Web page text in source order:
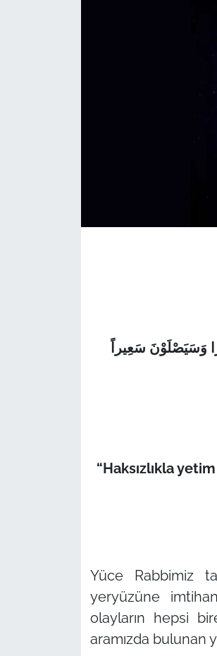
وَسَيَصْلَوْنَ سَعِيراً
“Haksızlıkla
Yüce Rabbimiz
yeryüzüne
olayların hepsi
aramızda bulunan